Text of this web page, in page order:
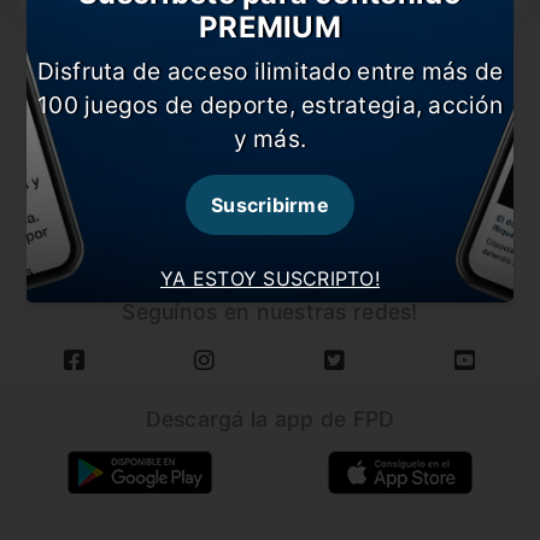
CARGAR MÁS NOTICIAS
Seguínos en nuestras redes!
YA ESTOY SUSCRIPTO!
PREMIUM
Disfruta de acceso ilimitado entre más de
100 juegos de deporte, estrategia, acción
y más.
Suscribirme